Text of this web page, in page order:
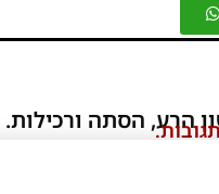
הרע, הסתה ורכילות.